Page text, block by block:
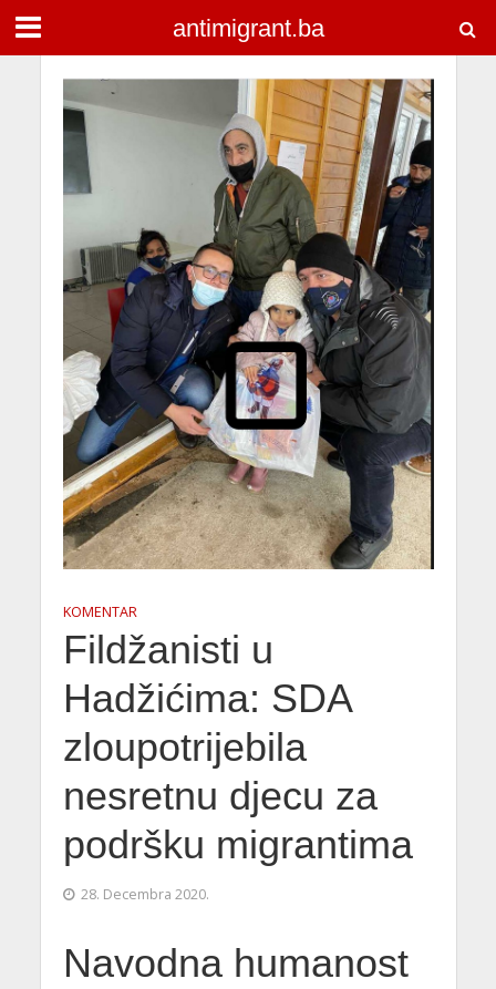
antimigrant.ba
KOMENTAR
Fildžanisti u
Hadžićima: SDA
zloupotrijebila
nesretnu djecu za
podršku migrantima
28. Decembra 2020.
Navodna humanost